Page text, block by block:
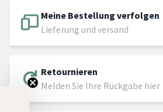
Meine Bestellung verfolgen
Lieferung und versand
Retournieren
Melden Sie Ihre Rückgabe hier